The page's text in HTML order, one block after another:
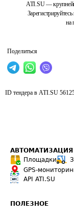
ATI.SU —
на
Поделиться
ID тендера в ATI.SU
Площадки
GPS-
API ATI.SU
ПОЛЕЗНОЕ